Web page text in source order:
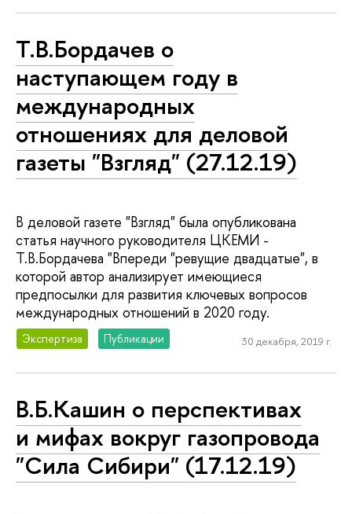
Т.В.Бордачев о
наступающем году в
международных
отношениях для деловой
газеты "Взгляд" (27.12.19)
В деловой газете "Взгляд" была опубликована
статья научного руководителя ЦКЕМИ -
Т.В.Бордачева "Впереди "ревущие двадцатые", в
которой автор анализирует имеющиеся
предпосылки для развития ключевых вопросов
международных отношений в 2020 году.
Экспертиза Публикации 30 декабря, 2019 г.
В.Б.Кашин о перспективах
и мифах вокруг газопровода
"Сила Сибири" (17.12.19)